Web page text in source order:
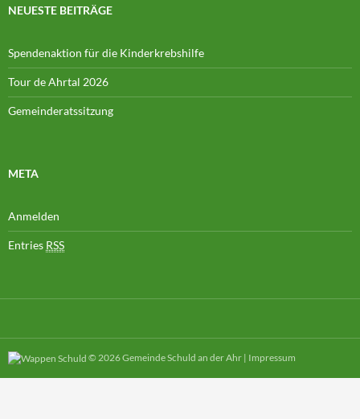
NEUESTE BEITRÄGE
Spendenaktion für die Kinderkrebshilfe
Tour de Ahrtal 2026
Gemeinderatssitzung
META
Anmelden
Entries RSS
© 2026Gemeinde Schuld an der Ahr | Impressum